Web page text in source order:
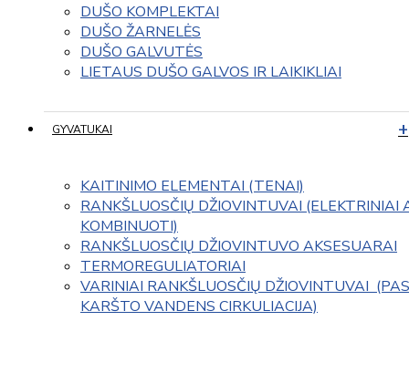
DUŠO KOMPLEKTAI
DUŠO ŽARNELĖS
DUŠO GALVUTĖS
LIETAUS DUŠO GALVOS IR LAIKIKLIAI
GYVATUKAI
KAITINIMO ELEMENTAI (TENAI)
RANKŠLUOSČIŲ DŽIOVINTUVAI (ELEKTRINIAI
KOMBINUOTI)
RANKŠLUOSČIŲ DŽIOVINTUVO AKSESUARAI
TERMOREGULIATORIAI
VARINIAI RANKŠLUOSČIŲ DŽIOVINTUVAI
KARŠTO VANDENS CIRKULIACIJA)